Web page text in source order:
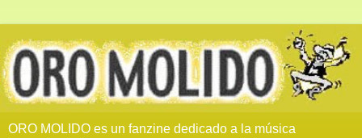
ORO MOLIDO es un fanzine dedicado a la música